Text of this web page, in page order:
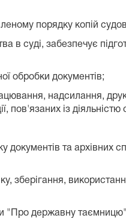
порядку копій
суді, забезпечує
обробки документів;
надсилання,
пов'язаних із діяльністю
та архівних
зберігання,
"Про державну